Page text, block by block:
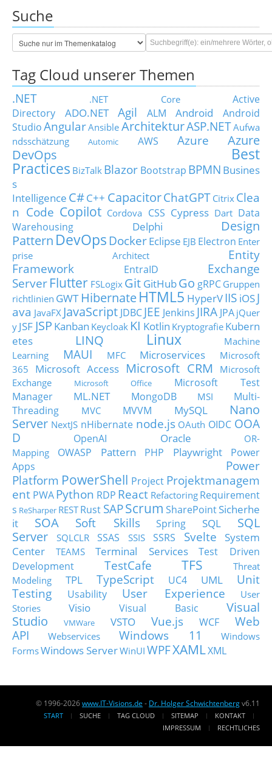
Suche
Tag Cloud unserer Themen
.NET .NET Core
Active
Directory
ADO.NET Agil ALM Android
Android
StudioAngularAnsible ArchitekturASP.NETAufwa
ndsschätzung
Automic AWS Azure
Azure
DevOps
Best
Practices BizTalk Blazor Bootstrap BPMN Busines
s
Intelligence C#C++ CapacitorChatGPT Citrix Clea
n Code Copilot Cordova CSS Cypress Dart Data
Warehousing
Delphi
Design
Pattern DevOps DockerEclipse EJB Electron Enter
prise Architect
Entity
Framework
EntraID
Exchange
Server Flutter FSLogix Git GitHubGo gRPC Gruppen
richtlinien GWT HibernateHTML5 HyperVIIS iOSJ
ava JavaFX JavaScript JDBC JEE Jenkins JIRA JPA jQuer
y JSF JSP Kanban Keycloak KI Kotlin Kryptografie Kubern
etes
LINQ Linux
Machine
Learning
MAUI MFC Microservices
Microsoft
365
Microsoft Access Microsoft CRM
Microsoft
Exchange
Microsoft Office
Microsoft Test
Manager
ML.NET MongoDB MSI
Multi-
Threading
MVC MVVM MySQL
Nano
Server NextJS nHibernate node.js OAuth OIDC OOA
D
OpenAI Oracle
OR-
Mapping
OWASP Pattern PHP Playwright
Power
Apps
Power
Platform PowerShell Project Projektmanagem
ent PWA Python RDP React Refactoring Requirement
s ReSharper RESTRust SAPScrum SharePointSicherhe
it
SOA Soft Skills Spring SQL
SQL
Server
SQLCLR SSAS SSIS SSRS Svelte
System
Center
TEAMS Terminal Services
Test Driven
Development
TestCafe TFS
Threat
Modeling
TPL TypeScript UC4 UML
Unit
Testing
Usability User Experience
User
Stories
Visio Visual Basic
Visual
Studio
VMWare VSTO Vue.js WCF
Web
API
Webservices Windows 11
Windows
FormsWindows ServerWinUI WPFXAMLXML
© 1996-2026www.IT-Visions.de - Dr. Holger Schwichtenbergv6.11
START SUCHE TAG CLOUD SITEMAP
KONTAKT
IMPRESSUM
RECHTLICHES